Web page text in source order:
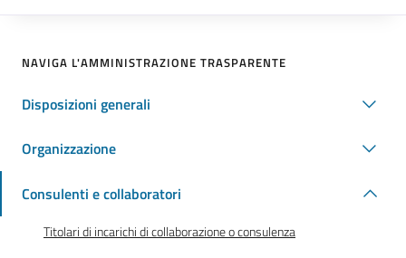
NAVIGA L'AMMINISTRAZIONE TRASPARENTE
Disposizioni generali
Organizzazione
Consulenti e collaboratori
Titolari di incarichi di collaborazione o consulenza